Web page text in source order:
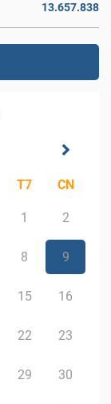
13.657.838
T7 CN
1 2
8 9
15 16
22 23
29 30